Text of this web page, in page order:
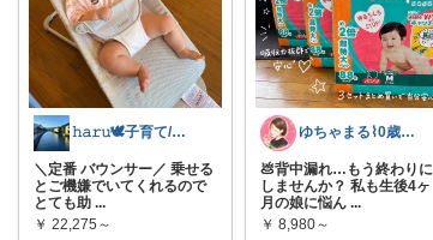
𝚑𝚊𝚛𝚞🕊️子育て/暮らし
＼定番 バウンサー／ 乗せる
とご機嫌でいてくれるので
とても助 ...
￥ 22,275～
ゆちゃまる⌇ 0歳ベビーとママ楽グッズ
💩背中漏れ…もう終わりに
しませんか？ 私も生後4ヶ
月の娘に悩ん ...
￥ 8,980～